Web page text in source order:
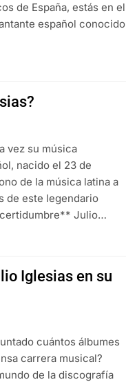
de España, estás en el
español conocido
vez su música
nacido el 23 de
de la música latina a
de este legendario
Julio…
Iglesias en su
cuántos álbumes
carrera musical?
de la discografía